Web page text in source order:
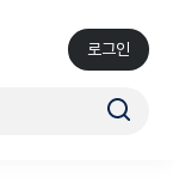
로그인